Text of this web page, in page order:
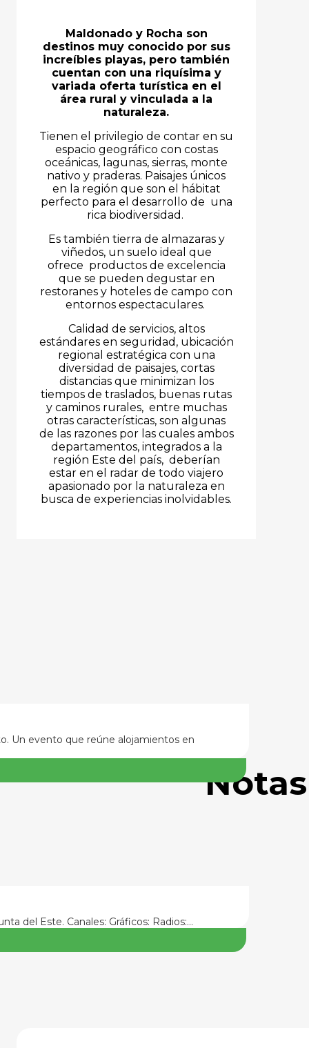
Maldonado y Rocha son
destinos muy conocido por sus
increíbles playas, pero también
cuentan con una riquísima y
variada oferta turística en el
área rural y vinculada a la
naturaleza.
Tienen el privilegio de contar en su
espacio geográfico con costas
oceánicas, lagunas, sierras, monte
nativo y praderas. Paisajes únicos
en la región que son el hábitat
perfecto para el desarrollo de una
rica biodiversidad.
Es también tierra de almazaras y
viñedos, un suelo ideal que
ofrece productos de excelencia
que se pueden degustar en
restoranes y hoteles de campo con
entornos espectaculares.
Calidad de servicios, altos
estándares en seguridad, ubicación
regional estratégica con una
diversidad de paisajes, cortas
distancias que minimizan los
tiempos de traslados, buenas rutas
y caminos rurales, entre muchas
otras características, son algunas
de las razones por las cuales ambos
departamentos, integrados a la
región Este del país, deberían
estar en el radar de todo viajero
apasionado por la naturaleza en
busca de experiencias inolvidables.
Notas
Un evento que reúne alojamientos en
del Este. Canales: Gráficos: Radios:…